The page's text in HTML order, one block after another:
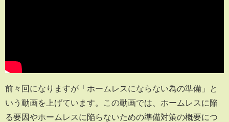
前々回になりますが「ホームレスにならない為の準備」と
いう動画を上げています。この動画では、ホームレスに陥
る要因やホームレスに陥らないための準備対策の概要につ